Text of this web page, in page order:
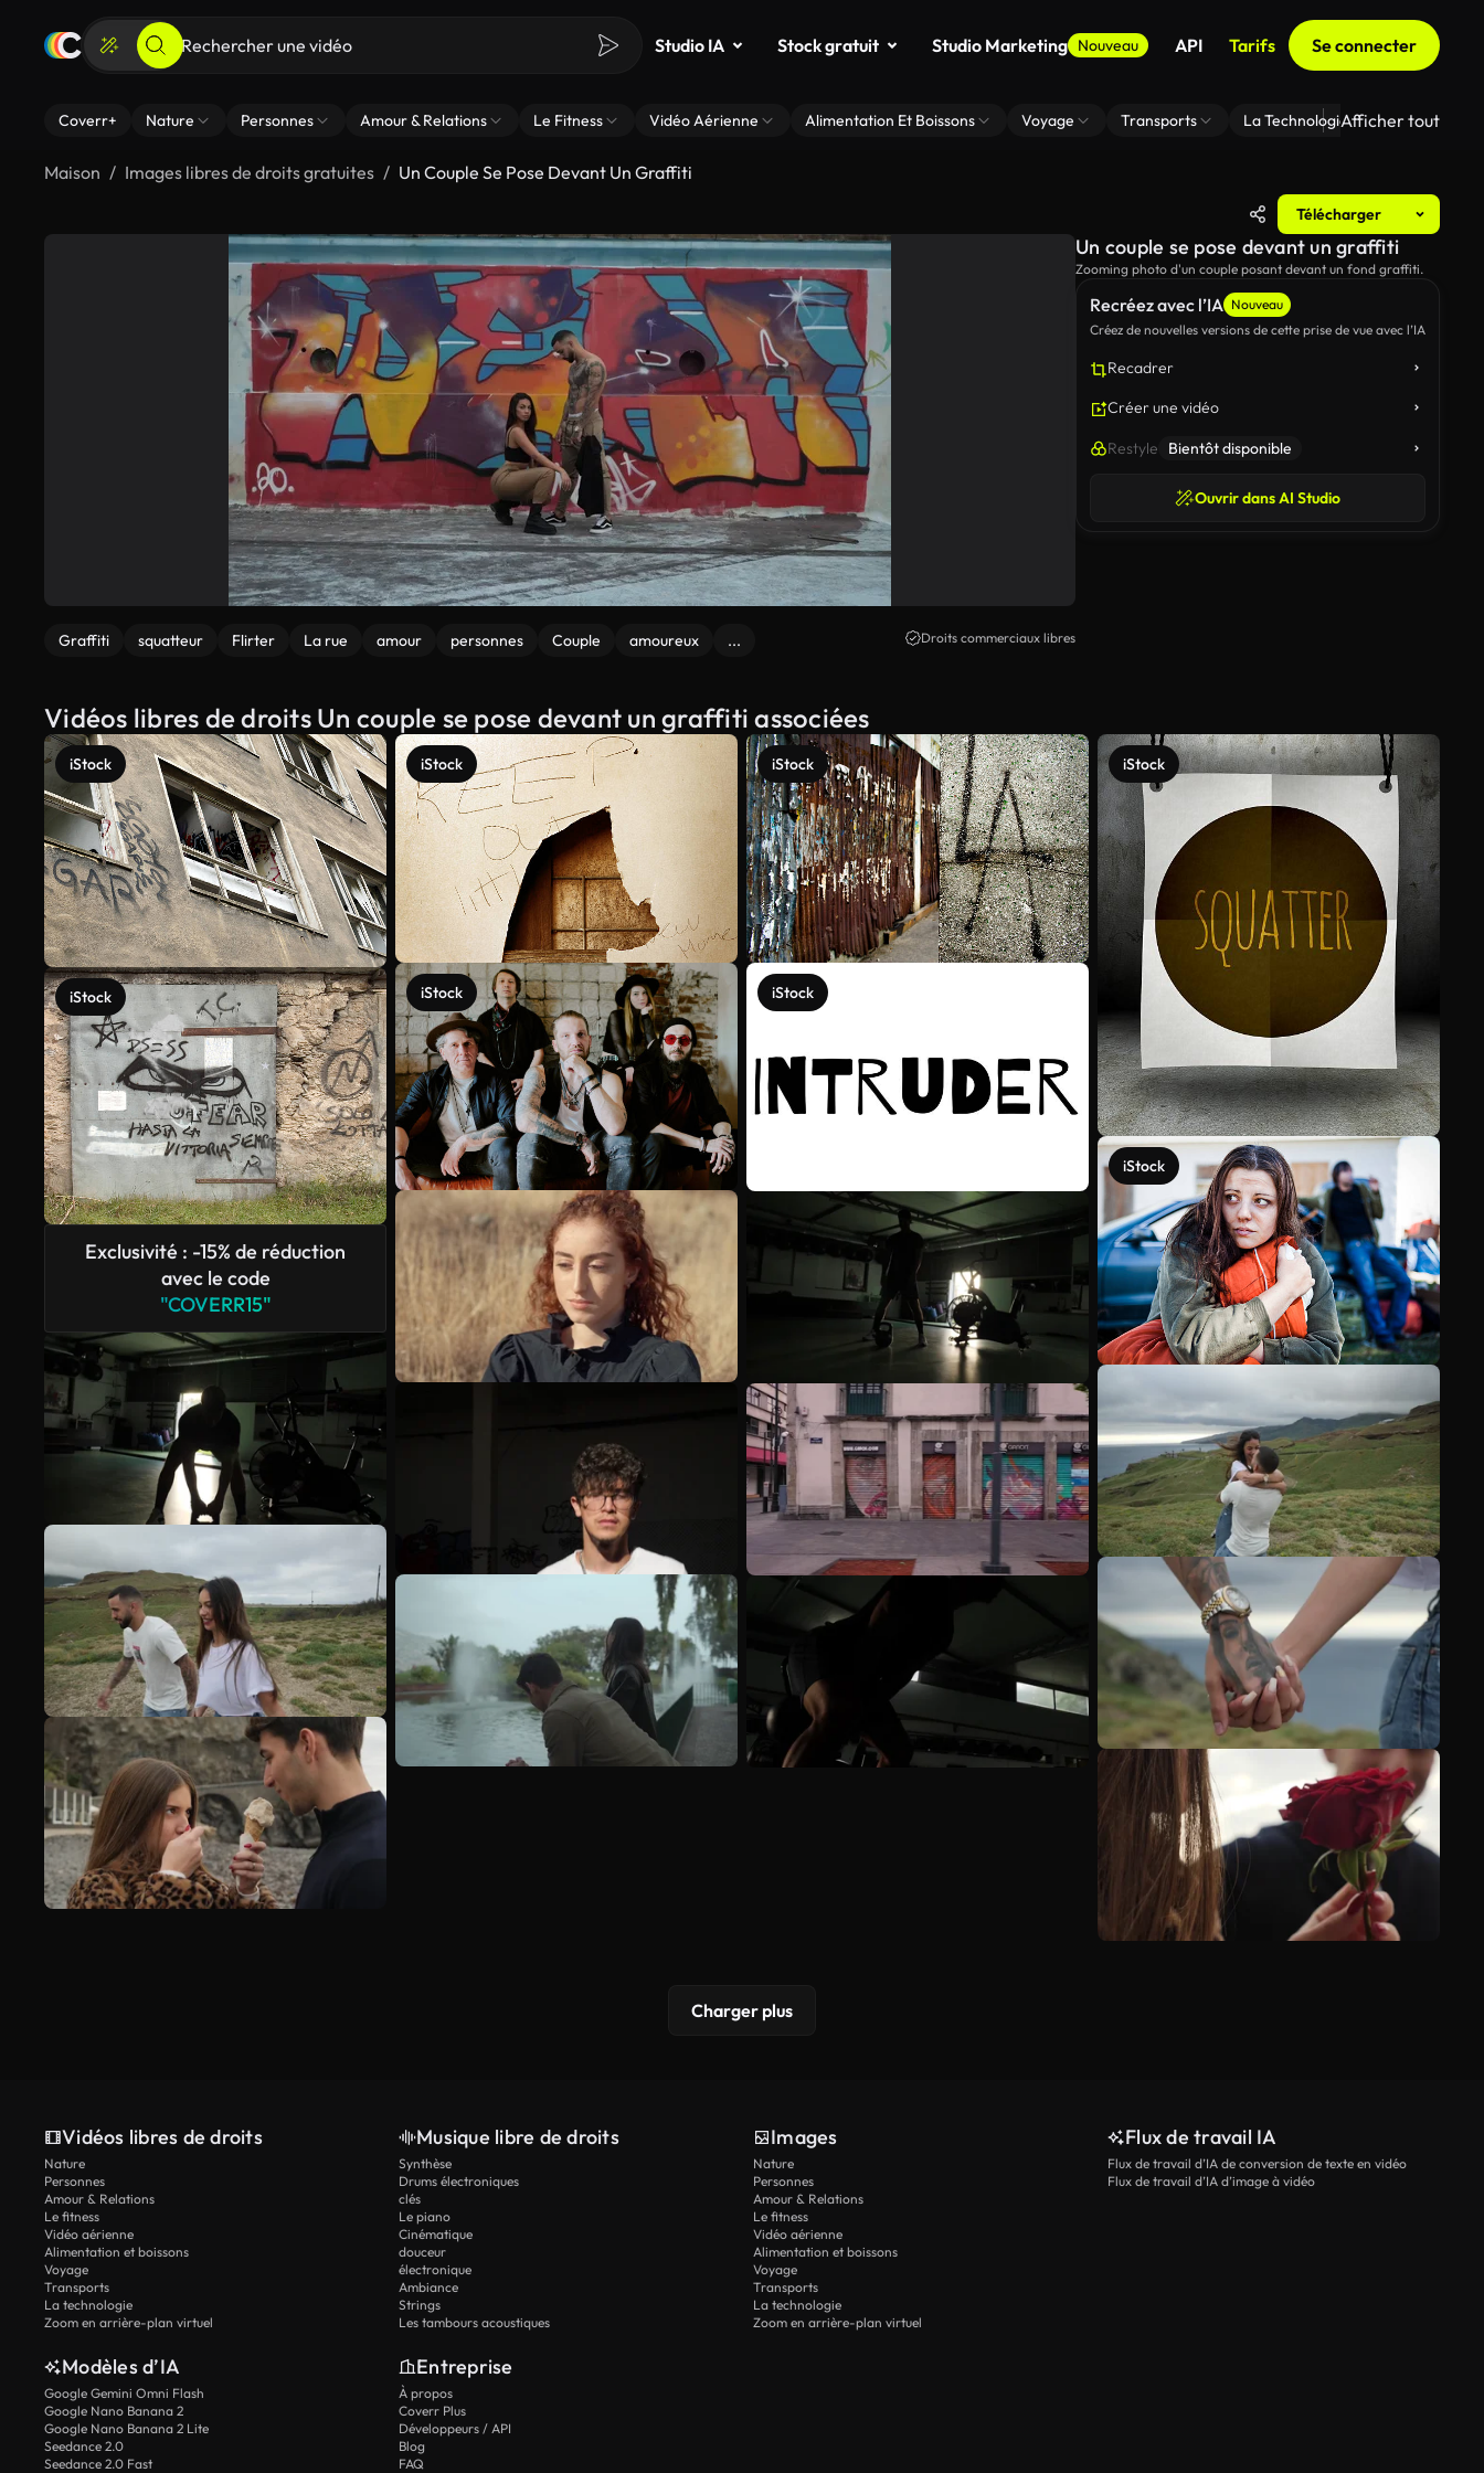
Studio IA Stock gratuit Studio Marketing Nouveau API Tarifs Se connecter
Coverr+ Nature Personnes Amour & Relations Le Fitness Vidéo Aérienne Alimentation Et Boissons Voyage Transports La Technologie Zoom En
Afficher tout
Maison Images libres de droits gratuites Un Couple Se Pose Devant Un Graffiti
Télécharger
Graffiti squatteur Flirter La rue amour personnes Couple amoureux ... Droits commerciaux libres
Recréez avec l’IA Nouveau
Créez de nouvelles versions de cette prise de vue avec l’IA
Recadrer
Créer une vidéo
Restyle Bientôt disponible
Ouvrir dans AI Studio
Un couple se pose devant un graffiti
Zooming photo d'un couple posant devant un fond graffiti.
Vidéos libres de droits Un couple se pose devant un graffiti associées
iStock
iStock
Exclusivité : -15% de réduction
avec le code
"COVERR15"
iStock
iStock
iStock
iStock
iStock
iStock
Voir plus
Charger plus
Vidéos libres de droits
Nature
Personnes
Amour & Relations
Le fitness
Vidéo aérienne
Alimentation et boissons
Voyage
Transports
La technologie
Zoom en arrière-plan virtuel
Musique libre de droits
Synthèse
Drums électroniques
clés
Le piano
Cinématique
douceur
électronique
Ambiance
Strings
Les tambours acoustiques
Images
Nature
Personnes
Amour & Relations
Le fitness
Vidéo aérienne
Alimentation et boissons
Voyage
Transports
La technologie
Zoom en arrière-plan virtuel
Flux de travail IA
Flux de travail d’IA de conversion de texte en vidéo
Flux de travail d’IA d’image à vidéo
Modèles d’IA
Google Gemini Omni Flash
Google Nano Banana 2
Google Nano Banana 2 Lite
Seedance 2.0
Seedance 2.0 Fast
Entreprise
À propos
Coverr Plus
Développeurs / API
Blog
FAQ